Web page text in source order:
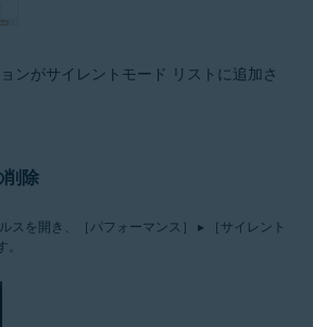
ンがサイレントモード リストに追加さ
除
スを開き、［パフォーマンス］ ▸ ［サイレント